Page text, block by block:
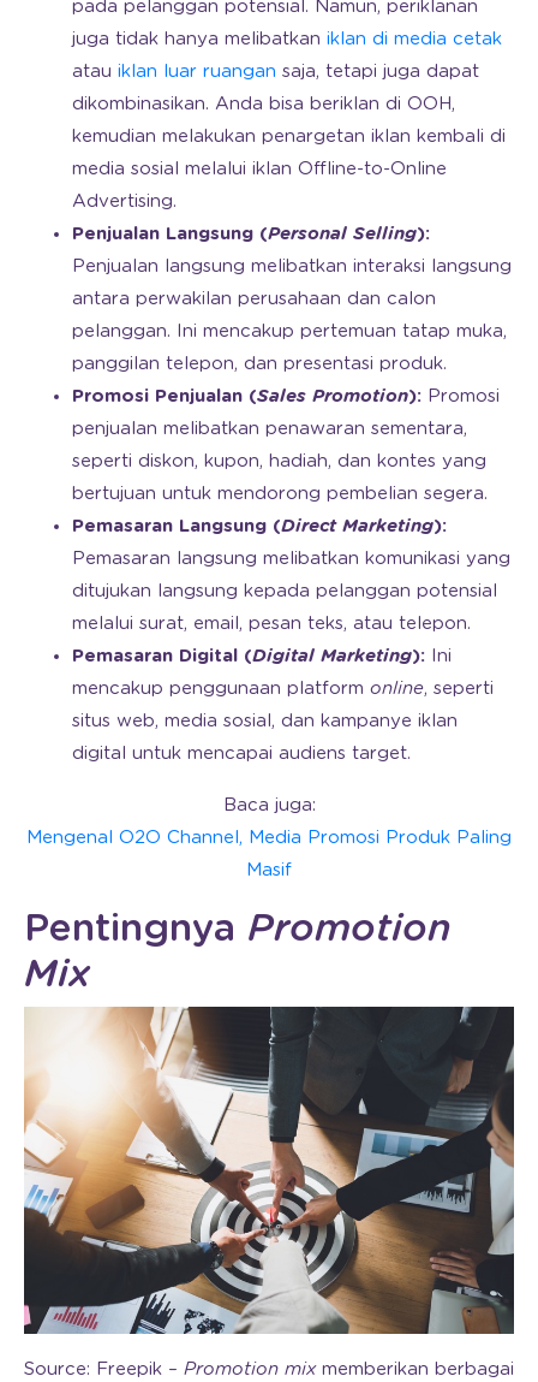
pada pelanggan potensial. Namun, periklanan
juga tidak hanya melibatkan iklan di media cetak
atau iklan luar ruangan saja, tetapi juga dapat
dikombinasikan. Anda bisa beriklan di OOH,
kemudian melakukan penargetan iklan kembali di
media sosial melalui iklan Offline-to-Online
Advertising.
Penjualan Langsung (Personal Selling):
Penjualan langsung melibatkan interaksi langsung
antara perwakilan perusahaan dan calon
pelanggan. Ini mencakup pertemuan tatap muka,
panggilan telepon, dan presentasi produk.
Promosi Penjualan (Sales Promotion): Promosi
penjualan melibatkan penawaran sementara,
seperti diskon, kupon, hadiah, dan kontes yang
bertujuan untuk mendorong pembelian segera.
Pemasaran Langsung (Direct Marketing):
Pemasaran langsung melibatkan komunikasi yang
ditujukan langsung kepada pelanggan potensial
melalui surat, email, pesan teks, atau telepon.
Pemasaran Digital (Digital Marketing): Ini
mencakup penggunaan platform online, seperti
situs web, media sosial, dan kampanye iklan
digital untuk mencapai audiens target.
Baca juga:
Mengenal O2O Channel, Media Promosi Produk Paling
Masif
Pentingnya Promotion
Mix
Source: Freepik – Promotion mixmemberikan berbagai